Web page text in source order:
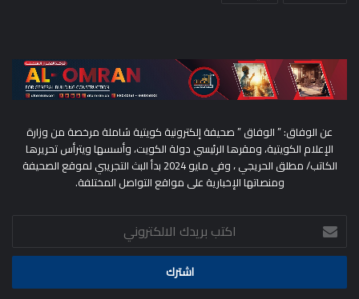
عن الوفاق: ” الوفاق ” صحيفة إلكترونية كويتية شاملة مرخصة من وزارة
الإعلام الكويتية، ومقرها الرئيسي دولة الكويت، وأسسها ويترأس تحريرها
الكاتب/ مطلق الحريجي ، وفي مايو 2024 بدأ البث التجريبي لموقع الصحيفة
ومنصاتها الإخبارية على مواقع التواصل المختلفة.
اكتب
بريدك
الالكتروني